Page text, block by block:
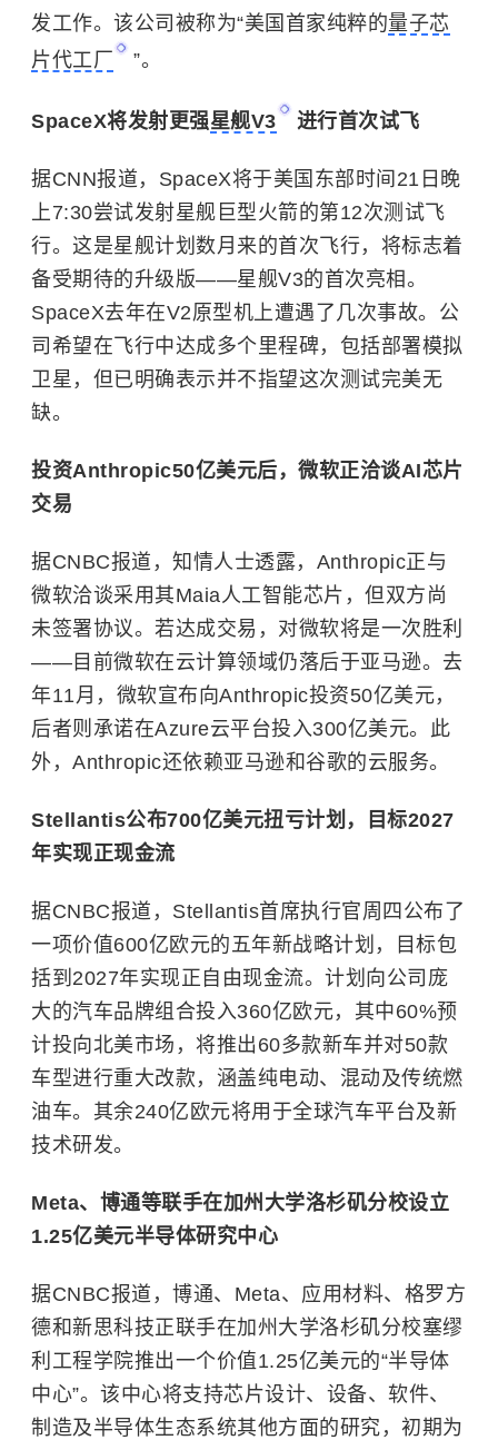
发工作。该公司被称为“美国首家纯粹的量子芯
片代工厂
”。
SpaceX将发射更强星舰V3 进行首次试飞
据CNN报道，SpaceX将于美国东部时间21日晚
上7:30尝试发射星舰巨型火箭的第12次测试飞
行。这是星舰计划数月来的首次飞行，将标志着
备受期待的升级版——星舰V3的首次亮相。
SpaceX去年在V2原型机上遭遇了几次事故。公
司希望在飞行中达成多个里程碑，包括部署模拟
卫星，但已明确表示并不指望这次测试完美无
缺。
投资Anthropic50亿美元后，微软正洽谈AI芯片
交易
据CNBC报道，知情人士透露，Anthropic正与
微软洽谈采用其Maia人工智能芯片，但双方尚
未签署协议。若达成交易，对微软将是一次胜利
——目前微软在云计算领域仍落后于亚马逊。去
年11月，微软宣布向Anthropic投资50亿美元，
后者则承诺在Azure云平台投入300亿美元。此
外，Anthropic还依赖亚马逊和谷歌的云服务。
Stellantis公布700亿美元扭亏计划，目标2027
年实现正现金流
据CNBC报道，Stellantis首席执行官周四公布了
一项价值600亿欧元的五年新战略计划，目标包
括到2027年实现正自由现金流。计划向公司庞
大的汽车品牌组合投入360亿欧元，其中60%预
计投向北美市场，将推出60多款新车并对50款
车型进行重大改款，涵盖纯电动、混动及传统燃
油车。其余240亿欧元将用于全球汽车平台及新
技术研发。
Meta、博通等联手在加州大学洛杉矶分校设立
1.25亿美元半导体研究中心
据CNBC报道，博通、Meta、应用材料、格罗方
德和新思科技正联手在加州大学洛杉矶分校塞缪
利工程学院推出一个价值1.25亿美元的“半导体
中心”。该中心将支持芯片设计、设备、软件、
制造及半导体生态系统其他方面的研究，初期为